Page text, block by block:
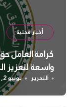
أخبار محلية
كرامة
واسعة لتعزيز
التحرير يونيو 2, 2026